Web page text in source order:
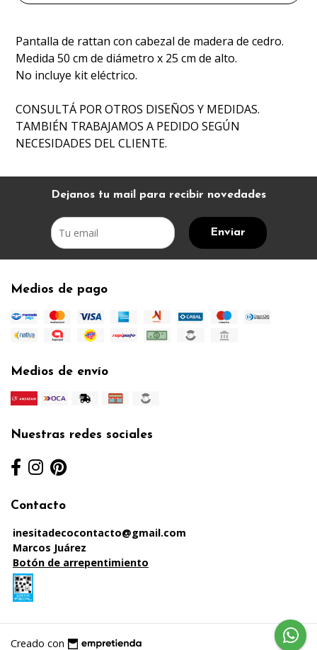
Pantalla de rattan con cabezal de madera de cedro.
Medida 50 cm de diámetro x 25 cm de alto.
No incluye kit eléctrico.
CONSULTÁ POR OTROS DISEÑOS Y MEDIDAS.
TAMBIÉN TRABAJAMOS A PEDIDO SEGÚN
NECESIDADES DEL CLIENTE.
Dejanos tu mail para recibir novedades
Enviar
Medios de pago
Medios de envío
Nuestras redes sociales
Contacto
inesitadecocontacto@gmail.com
Marcos Juárez
Botón de arrepentimiento
Creado con